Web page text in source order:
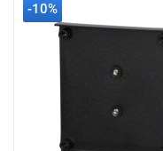
-10%